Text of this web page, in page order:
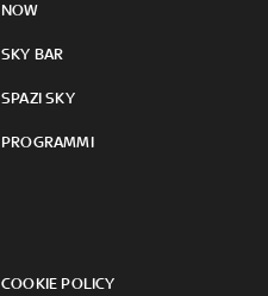
NOW
SKY BAR
SPAZI SKY
PROGRAMMI
COOKIE POLICY